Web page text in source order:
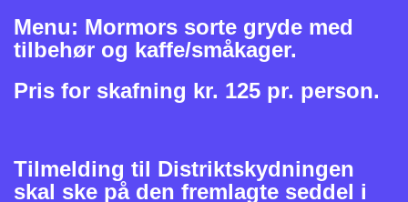
Menu: Mormors sorte gryde med
tilbehør og kaffe/småkager.
Pris for skafning kr. 125 pr. person.
Tilmelding til Distriktskydningen
skal ske på den fremlagte seddel i